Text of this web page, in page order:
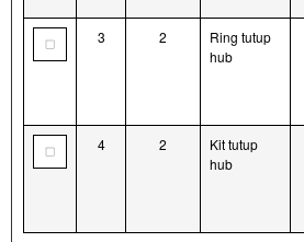
3 2
Ring tutup
hub
4 2
Kit tutup
hub